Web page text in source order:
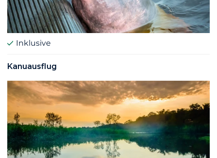
Inklusive
Kanuausflug